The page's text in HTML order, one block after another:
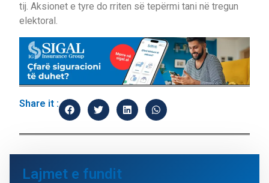
tij. Aksionet e tyre do rriten së tepërmi tani në tregun
elektoral.
Share it :
Lajmet e fundit